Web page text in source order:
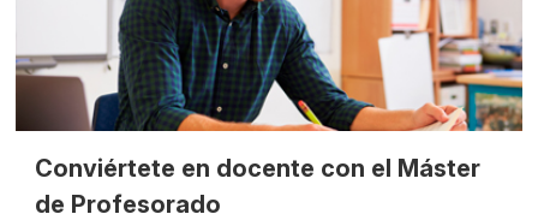
Conviértete en docente con el Máster
de Profesorado